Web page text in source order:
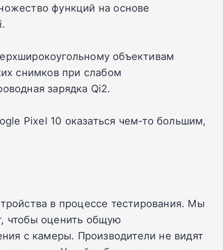
функций на основе
объективам
снимков при слабом
зарядка Qi2.
Pixel 10 оказаться чем-то большим,
в процессе тестирования. Мы
чтобы оценить общую
с камеры. Производители не видят